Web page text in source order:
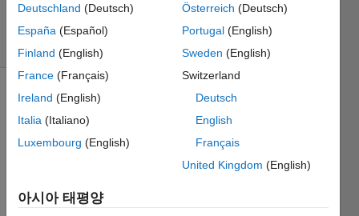
3월 5
조회 수:
Say, I
Deutschland (Deutsch)
España (Español)
Finland (English)
France (Français)
Ireland (English)
Italia (Italiano)
Luxembourg (English)
Österreich (Deutsch)
Portugal(English)
Sweden (English)
Switzerland
Deutsch
English
Français
United Kingdom (English)
아시아 태평양